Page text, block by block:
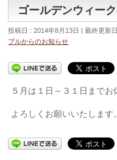
ゴールデンウィー
投稿日 : 2014年8月13日 最終更新
プルからのお知らせ
５月は１日～３１日までお
よろしくお願いいたします。